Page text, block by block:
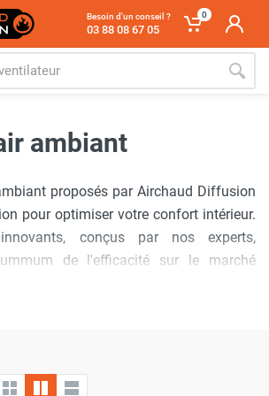
Besoin d'un conseil ?
03 88 08 67 05
0
ambiant
proposés par Airchaud Diffusion
pour optimiser votre confort intérieur.
conçus par nos experts,
de l'efficacité sur le marché
barrière invisible, ils empêchent les
Disponibles en différentes